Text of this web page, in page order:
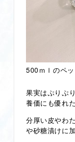
500ｍｌのペ
果実はぷりぷ
養価にも優れた
分厚い皮やわ
や砂糖漬けに